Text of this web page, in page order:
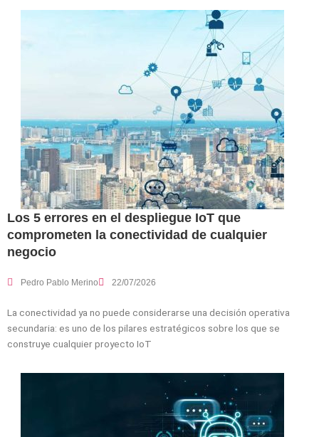
Los 5 errores en el despliegue IoT que
comprometen la conectividad de cualquier
negocio
Pedro Pablo Merino 22/07/2026
La conectividad ya no puede considerarse una decisión operativa
secundaria: es uno de los pilares estratégicos sobre los que se
construye cualquier proyecto IoT